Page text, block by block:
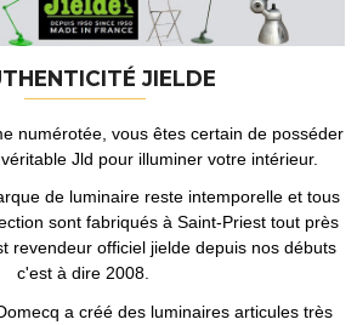
JIELDE
numérotée, vous êtes certain de posséder
Jld pour illuminer votre intérieur.
de luminaire reste intemporelle et tous
sont fabriqués à Saint-Priest tout près
revendeur officiel jielde depuis nos débuts
c'est à dire 2008.
a créé des luminaires articules très